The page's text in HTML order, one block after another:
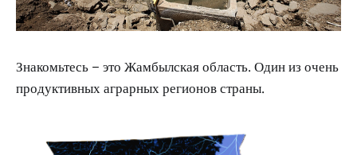
Знакомьтесь – это Жамбылская область. Один из очень
продуктивных аграрных регионов страны.